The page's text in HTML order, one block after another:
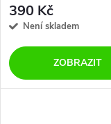
390 Kč
Není skladem
ZOBRAZIT